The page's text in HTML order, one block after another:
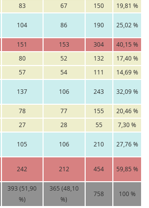
83 67 150
19,81 %
104 86 190 25,02 %
151 153 304
40,15 %
80 52 132
17,40 %
57 54 111
14,69 %
137 106 243 32,09 %
78 77 155
20,46 %
27 28 55
7,30 %
105 106 210 27,76 %
242 212 454 59,85 %
393 (51,90
%)
365 (48,10
%)
758 100 %